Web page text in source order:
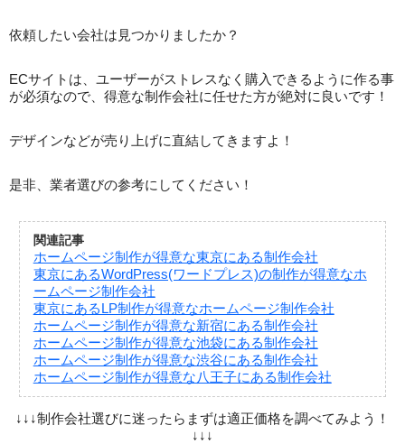
依頼したい会社は見つかりましたか？
ECサイトは、ユーザーがストレスなく購入できるように作る事
が必須なので、得意な制作会社に任せた方が絶対に良いです！
デザインなどが売り上げに直結してきますよ！
是非、業者選びの参考にしてください！
関連記事
ホームページ制作が得意な東京にある制作会社
東京にあるWordPress(ワードプレス)の制作が得意なホ
ームページ制作会社
東京にあるLP制作が得意なホームページ制作会社
ホームページ制作が得意な新宿にある制作会社
ホームページ制作が得意な池袋にある制作会社
ホームページ制作が得意な渋谷にある制作会社
ホームページ制作が得意な八王子にある制作会社
↓↓↓制作会社選びに迷ったらまずは適正価格を調べてみよう！
↓↓↓